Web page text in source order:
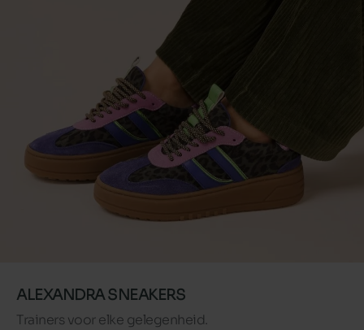
ALEXANDRA SNEAKERS
Trainers voor elke gelegenheid.